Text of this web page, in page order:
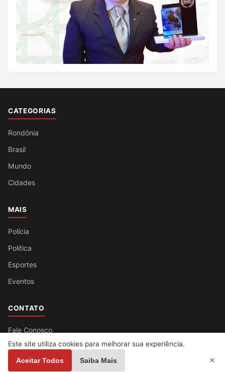
CATEGORIAS
Rondônia
Brasil
Mundo
Cidades
MAIS
Polícia
Política
Esportes
Eventos
CONTATO
Fale Conosco
© 2026 Jornal Ro. Todos os direitos reservados.
Este site utiliza cookies para melhorar sua experiência.
Aceitar Todos Saiba Mais ×